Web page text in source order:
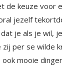
de keuze voor
jezelf
je als je wil,
zij per se wilde
mooie